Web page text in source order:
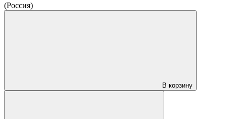
(Россия)
В корзину